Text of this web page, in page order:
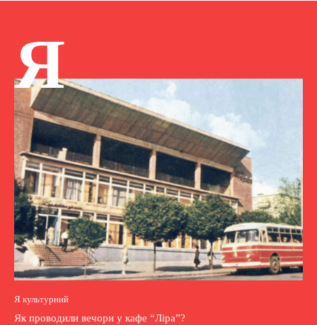
Я
Я культурний
Як проводили вечори у кафе “Ліра”?